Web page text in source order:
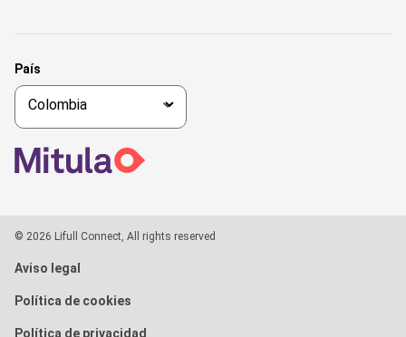
País
© 2026 Lifull Connect, All rights reserved
Aviso legal
Política de cookies
Política de privacidad